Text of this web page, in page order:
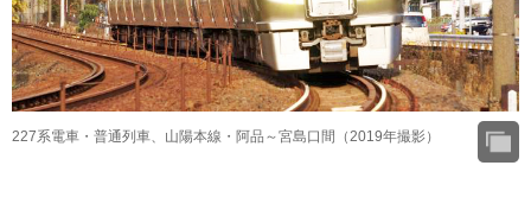
227系電車・普通列車、山陽本線・阿品～宮島口間（2019年撮影）